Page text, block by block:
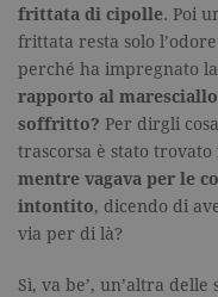
frittata di cipolle. Poi
frittata resta solo
perché ha impregnato
rapporto al
soffritto? Per dirgli
trascorsa è stato trovato
mentre vagava per le
intontito, dicendo di
via per di là?
Sì, va be’, un’altra